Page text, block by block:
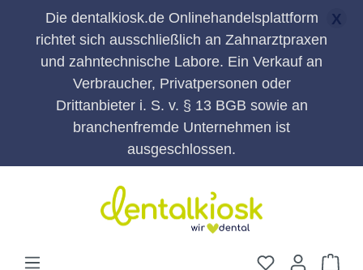
X
Die dentalkiosk.de Onlinehandelsplattform
richtet sich ausschließlich an Zahnarztpraxen
und zahntechnische Labore. Ein Verkauf an
Verbraucher, Privatpersonen oder
Drittanbieter i. S. v. § 13 BGB sowie an
branchenfremde Unternehmen ist
ausgeschlossen.
Zum Hauptinhalt springen
Du hast 0